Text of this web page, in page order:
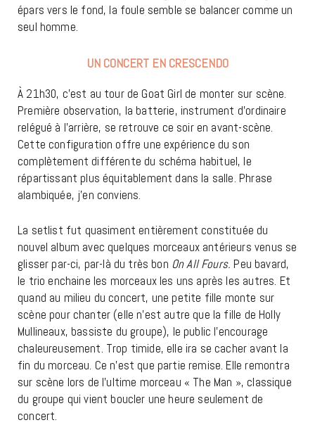
épars vers le fond, la foule semble se balancer comme un
seul homme.
UN CONCERT EN CRESCENDO
À 21h30, c’est au tour de Goat Girl de monter sur scène.
Première observation, la batterie, instrument d’ordinaire
relégué à l’arrière, se retrouve ce soir en avant-scène.
Cette configuration offre une expérience du son
complètement différente du schéma habituel, le
répartissant plus équitablement dans la salle. Phrase
alambiquée, j’en conviens.
La setlist fut quasiment entièrement constituée du
nouvel album avec quelques morceaux antérieurs venus se
glisser par-ci, par-là du très bon On All Fours. Peu bavard,
le trio enchaine les morceaux les uns après les autres. Et
quand au milieu du concert, une petite fille monte sur
scène pour chanter (elle n’est autre que la fille de Holly
Mullineaux, bassiste du groupe), le public l’encourage
chaleureusement. Trop timide, elle ira se cacher avant la
fin du morceau. Ce n’est que partie remise. Elle remontra
sur scène lors de l’ultime morceau « The Man », classique
du groupe qui vient boucler une heure seulement de
concert.